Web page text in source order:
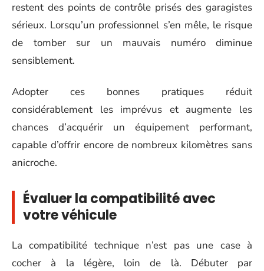
restent des points de contrôle prisés des garagistes
sérieux. Lorsqu’un professionnel s’en mêle, le risque
de tomber sur un mauvais numéro diminue
sensiblement.
Adopter ces bonnes pratiques réduit
considérablement les imprévus et augmente les
chances d’acquérir un équipement performant,
capable d’offrir encore de nombreux kilomètres sans
anicroche.
Évaluer la compatibilité avec
votre véhicule
La compatibilité technique n’est pas une case à
cocher à la légère, loin de là. Débuter par